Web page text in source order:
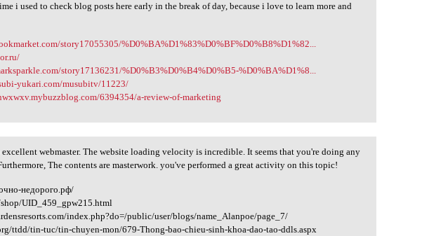
i used to
i used to check blog posts here early in the break of day, because i love to learn more and
story17055305/%D0%BA%D1%83%D0%BF%D0%B8%D1%82...
story17136231/%D0%B3%D0%B4%D0%B5-%D0%BA%D1%8...
yukari.com/musubitv/11223/
6394354/a-review-of-marketing
a excellent
webmaster. The website loading velocity is incredible. It seems that you're doing any
The contents are masterwork. you've performed a great activity on this topic!
недорого.рф/
UID_459_gpw215.html
index.php?do=/public/user/blogs/name_Alanpoe/page_7/
ttdd/tin-tuc/tin-chuyen-mon/679-Thong-bao-chieu-sinh-khoa-dao-tao-ddls.aspx